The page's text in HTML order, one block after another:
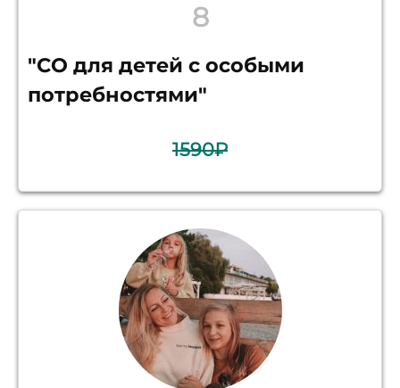
8
"СО для детей с особыми
потребностями"
1590₽